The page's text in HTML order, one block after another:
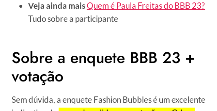
Veja ainda maisQuem é Paula Freitas do BBB 23?
Tudo sobre a participante
Sobre a enquete BBB 23 +
votação
Sem dúvida, a enquete Fashion Bubbles é um excelente